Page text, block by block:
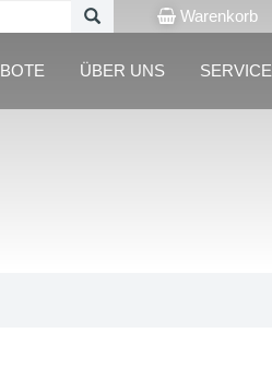
Warenkorb
ÜBER UNS SERVICE